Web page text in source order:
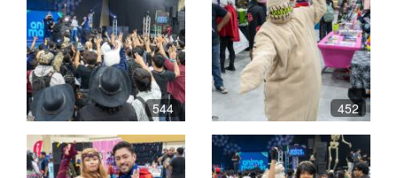
544 452